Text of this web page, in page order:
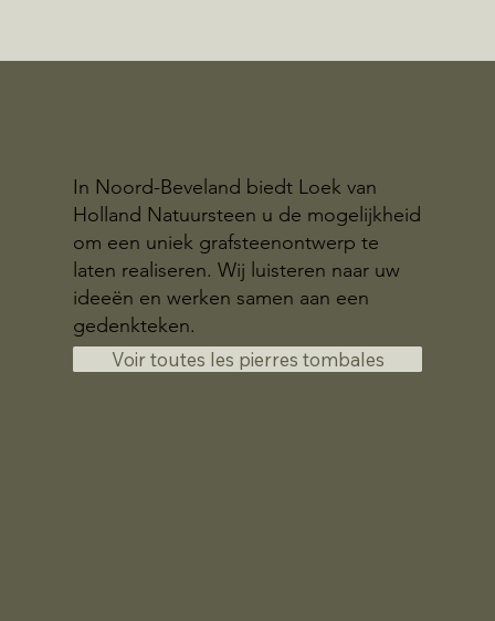
In Noord-Beveland biedt Loek van
Holland Natuursteen u de mogelijkheid
om een uniek grafsteenontwerp te
laten realiseren. Wij luisteren naar uw
ideeën en werken samen aan een
gedenkteken.
Voir toutes les pierres tombales